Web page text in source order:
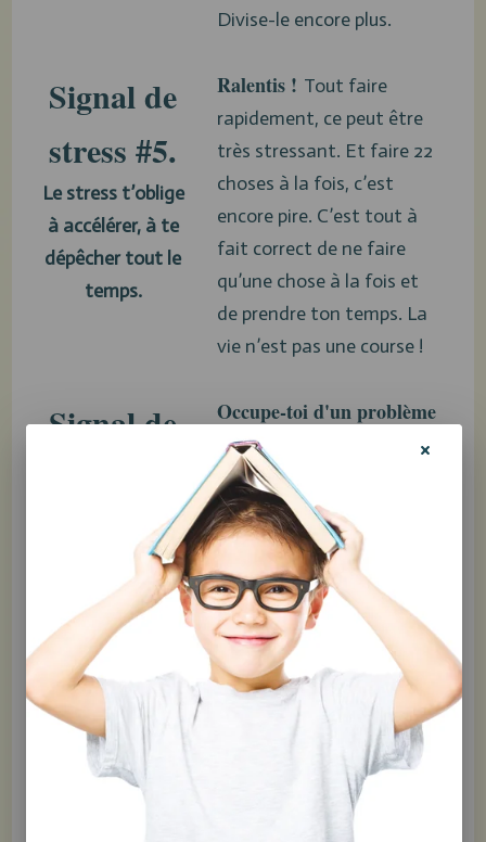
Divise-le encore plus.
Signal de
stress #5.
Le stress t’oblige
à accélérer, à te
dépêcher tout le
temps.
Ralentis ! Tout faire
rapidement, ce peut être
très stressant. Et faire 22
choses à la fois, c’est
encore pire. C’est tout à
fait correct de ne faire
qu’une chose à la fois et
de prendre ton temps. La
vie n’est pas une course !
Signal de
Le stress te donne
l'impression que
ta vie entière est
un ÉNORME
problème.
Occupe-toi d'un problème
à la fois.
stressé, tu peux avoir
l'impression que rien ne va
dans ta vie. Il peut aussi
arriver que tu perdes de
vue ce qui a causé ton
stress au départ. Prends
le temps d'analyser le
problème calmement. Une
fois que tu as nommé le
problème, tu peux trouver
des solutions plus